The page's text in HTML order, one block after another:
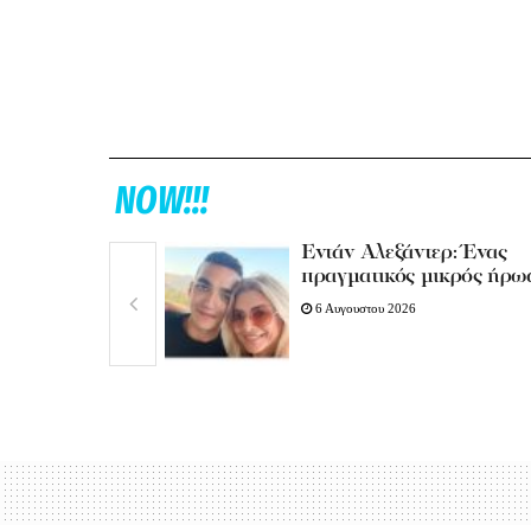
NOW!!!
Εντάν Αλεξάντερ: Ένας
πραγματικός μικρός
6 Αυγουστου 2026